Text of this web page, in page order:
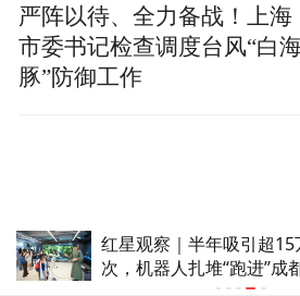
红星观察｜半年吸引超15
次，机器人扎堆“跑进”成
严阵以待、全力备战！上海
市委书记检查调度台风“白
豚”防御工作